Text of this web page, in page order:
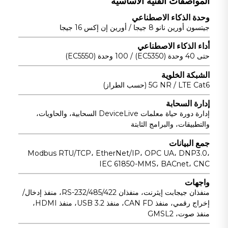
وحدة الذكاء الاصطناعي
جيتسون أورين نانو 8 جيجا / أورين إن إكس 16 جيجا
أداء الذكاء الاصطناعي
حتى 40 وحدة (EC5350) / 100 وحدة (EC5550)
الشبكة الخلوية
5G NR / LTE Cat6 (حسب الطراز)
إدارة السحابة
إدارة دورة حياة معلمات DeviceLive السحابية، والحاويات،
والتطبيقات، والبرامج الثابتة
جمع البيانات
Modbus RTU/TCP، EtherNet/IP، OPC UA، DNP3.0،
IEC 61850-MMS، BACnet، CNC
واجهات
منفذان جيجابت إيثرنت، منفذان RS-232/485/422، منفذ إدخال/
إخراج رقمي، منفذ CAN FD، منفذ USB 3.2، منفذ HDMI،
منفذ صوت، GMSL2